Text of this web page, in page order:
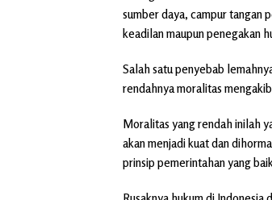
sumber daya, campur tangan
keadilan maupun penegakan
Salah satu penyebab
rendahnya moralitas
Moralitas yang rendah inilah
akan menjadi kuat dan
prinsip pemerintahan yang